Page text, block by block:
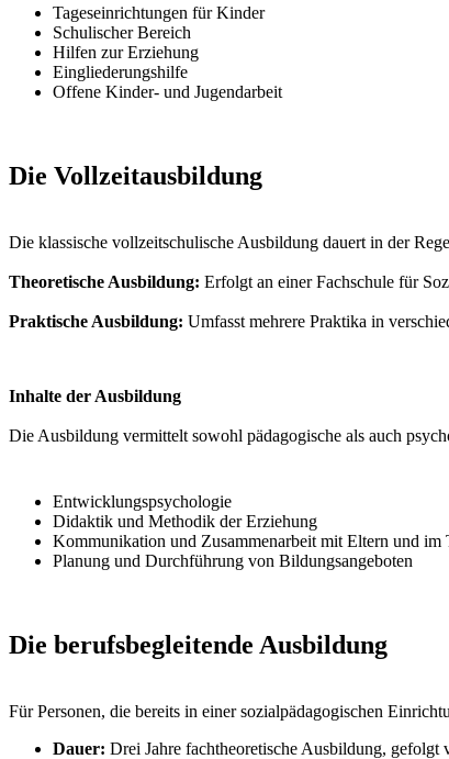
Tageseinrichtungen für Kinder
Schulischer Bereich
Hilfen zur Erziehung
Eingliederungshilfe
Offene Kinder- und Jugendarbeit
Die Vollzeitausbildung
Die klassische vollzeitschulische Ausbildung dauert in der
Theoretische Ausbildung: Erfolgt an einer Fachschule für
Praktische Ausbildung: Umfasst mehrere Praktika in
Inhalte der Ausbildung
Die Ausbildung vermittelt sowohl pädagogische als auch
Entwicklungspsychologie
Didaktik und Methodik der Erziehung
Kommunikation und Zusammenarbeit mit Eltern und im
Planung und Durchführung von Bildungsangeboten
Die berufsbegleitende Ausbildung
Für Personen, die bereits in einer sozialpädagogischen
Dauer: Drei Jahre fachtheoretische Ausbildung, gefolgt